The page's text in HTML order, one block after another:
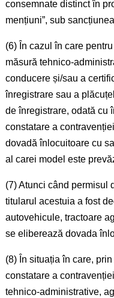
consemnate distinct în
mențiuni”, sub
(6) În cazul în care
măsură tehnico-
conducere și/sau a
înregistrare sau a
de înregistrare, odată cu
constatare a
dovadă înlocuitoare cu
al carei model este
(7) Atunci când permisul
titularul acestuia a fost
autovehicule, tractoare
se eliberează dovada
(8) În situația în care,
constatare a
tehnico-administrative,